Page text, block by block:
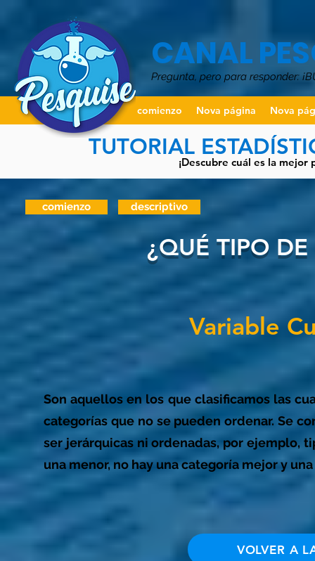
CANAL
Pregunta, pero para responder:
comienzo Nova página Nova
TUTORIAL
¡Descubre cuál es la
comienzo descriptivo
¿QUÉ TIPO
Son aquellos en los que clasificamos las
categorías que no se pueden ordenar. Se
ser jerárquicas ni ordenadas, por ejemplo,
una menor, no hay una categoría mejor y
VOLVER A
Variable